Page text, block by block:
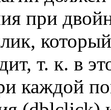
при
т. к. в
каждой